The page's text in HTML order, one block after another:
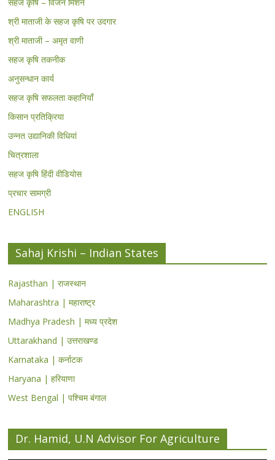
श्री माताजी के सहज कृषि पर उदगार
श्री माताजी – अमृत वाणी
सहज कृषि तकनीक
अनुसन्धान कार्य
सहज कृषि सफलता कहानियाँ
किसान प्रतिक्रिया
उन्नत उद्यानिकी विधियां
चित्रशाला
सहज कृषि हिंदी वीडियोस
प्रचार सामग्री
ENGLISH
Sahaj Krishi – Indian States
Rajasthan | राजस्थान
Maharashtra | महाराष्ट्र
Madhya Pradesh | मध्य प्रदेश
Uttarakhand | उत्तराखण्ड
Karnataka | कर्नाटक
Haryana | हरियाणा
West Bengal | पश्चिम बंगाल
Dr. Hamid, U.N Advisor For Agriculture